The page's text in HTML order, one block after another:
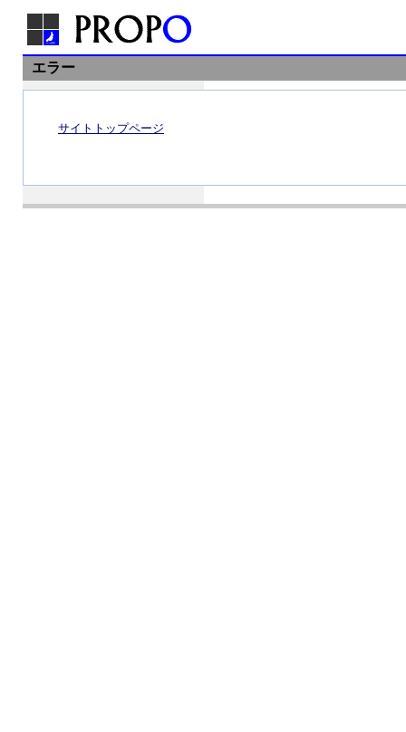
エラー
サイトトップページ